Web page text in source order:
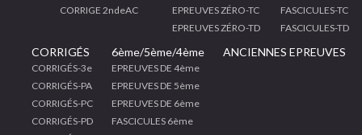
CORRIGE 2ndeAC
EPREUVES ZÉRO-TC
EPREUVES ZÉRO-TD
FASCICULES-TC
FASCICULES-TD
CORRIGÉS
CORRIGÉS-3e
CORRIGÉS-PA
CORRIGÉS-PC
CORRIGÉS-PD
6ème/5ème/4ème
EPREUVES DE 4ème
EPREUVES DE 5ème
EPREUVES DE 6ème
FASCICULES 6ème
ANCIENNES EPREUVES